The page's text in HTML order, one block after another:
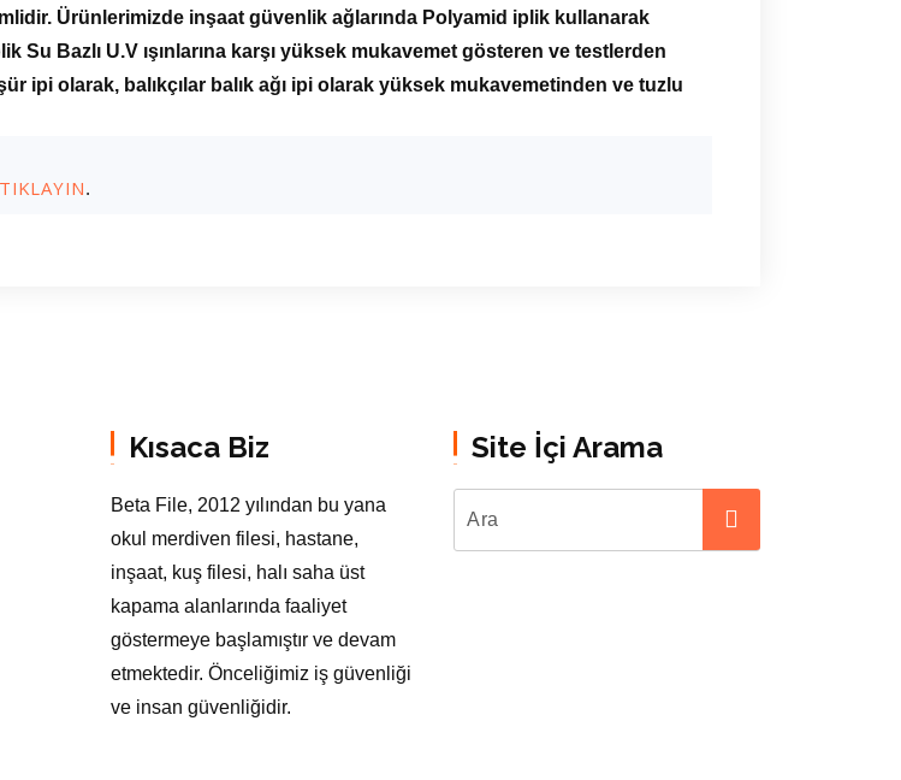
Ürünlerimizde inşaat güvenlik ağlarında Polyamid iplik kullanarak
Bazlı U.V ışınlarına karşı yüksek mukavemet gösteren ve testlerden
ipi olarak, balıkçılar balık ağı ipi olarak yüksek mukavemetinden ve tuzlu
TIKLAYIN.
Kısaca Biz
Beta File, 2012 yılından bu yana
okul merdiven filesi, hastane,
inşaat, kuş filesi, halı saha üst
kapama alanlarında faaliyet
göstermeye başlamıştır ve devam
etmektedir. Önceliğimiz iş güvenliği
ve insan güvenliğidir.
Site İçi Arama